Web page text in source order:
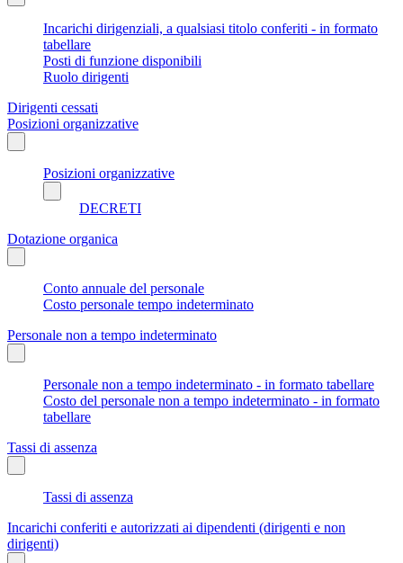
Incarichi dirigenziali, a qualsiasi titolo conferiti - in formato
tabellare
Posti di funzione disponibili
Ruolo dirigenti
Dirigenti cessati
Posizioni organizzative
Posizioni organizzative
DECRETI
Dotazione organica
Conto annuale del personale
Costo personale tempo indeterminato
Personale non a tempo indeterminato
Personale non a tempo indeterminato - in formato tabellare
Costo del personale non a tempo indeterminato - in formato
tabellare
Tassi di assenza
Tassi di assenza
Incarichi conferiti e autorizzati ai dipendenti (dirigenti e non
dirigenti)